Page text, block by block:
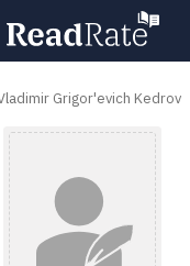
Grigor'evich Kedrov